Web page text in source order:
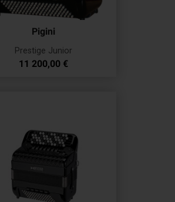
Pigini
Prestige Junior
Prix
11 200,00 €